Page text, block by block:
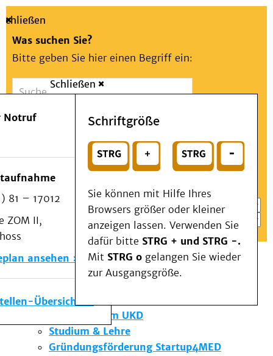
Suche
Schließen
Was suchen Sie?
Bitte geben Sie hier einen Begriff ein:
Suchen
oder
Wählen Sie ein Thema für Ihren Schnelleinstieg
Notfall
Schließen
Notruf
81 – 17012
ZOM II,
ansehen
Übersicht
Schriftgröße
Sie können mit Hilfe Ihres
Browsers größer oder kleiner
anzeigen lassen. Verwenden Sie
dafür bitte STRG + und STRG -.
Mit STRG o gelangen Sie wieder
zur Ausgangsgröße.
Menü
Patienten & Besucher
Kliniken/Institute/Zentren
Als Patient am UKD
Beratung und Unterstützung
Veranstaltungen
Kommunikation im Medizinwesen (KIM)
Notfall
Forschung & Lehre
Die Institute des UKD
Forschung am UKD
Studium & Lehre
Gründungsförderung Startup4MED